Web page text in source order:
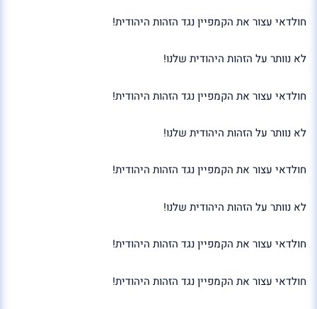
חולדאי עצור את הקמפיין נגד הזהות היהודית!
לא נוותר על הזהות היהודית שלנו!
חולדאי עצור את הקמפיין נגד הזהות היהודית!
לא נוותר על הזהות היהודית שלנו!
חולדאי עצור את הקמפיין נגד הזהות היהודית!
לא נוותר על הזהות היהודית שלנו!
חולדאי עצור את הקמפיין נגד הזהות היהודית!
חולדאי עצור את הקמפיין נגד הזהות היהודית!